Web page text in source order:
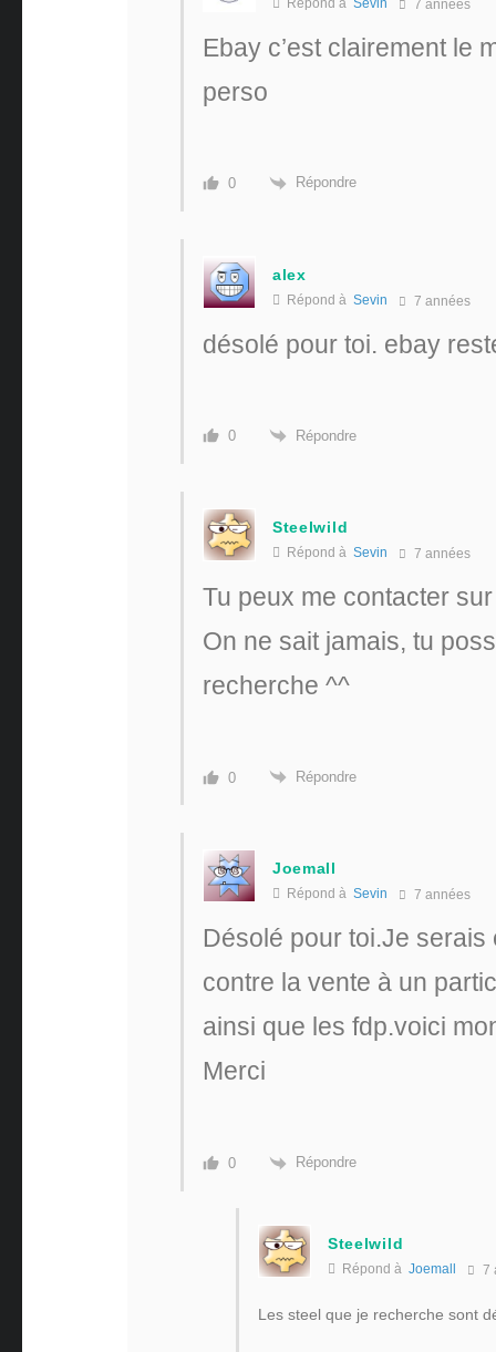
7 années
Ebay c’est clairement le
perso
0 Répondre
alex
Répond à Sevin 7 années
désolé pour toi. ebay
0 Répondre
Steelwild
Répond à Sevin 7 années
Tu peux me contacter
On ne sait jamais, tu
recherche ^^
0 Répondre
Joemall
Répond à Sevin 7 années
Désolé pour toi.Je serais
contre la vente à un
ainsi que les fdp.voici
Merci
0 Répondre
Steelwild
Répond à Joemall 7
Les steel que je recherche sont